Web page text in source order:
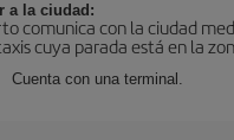
a la ciudad:
comunica con la ciudad
cuya parada está en la
Cuenta con una terminal.